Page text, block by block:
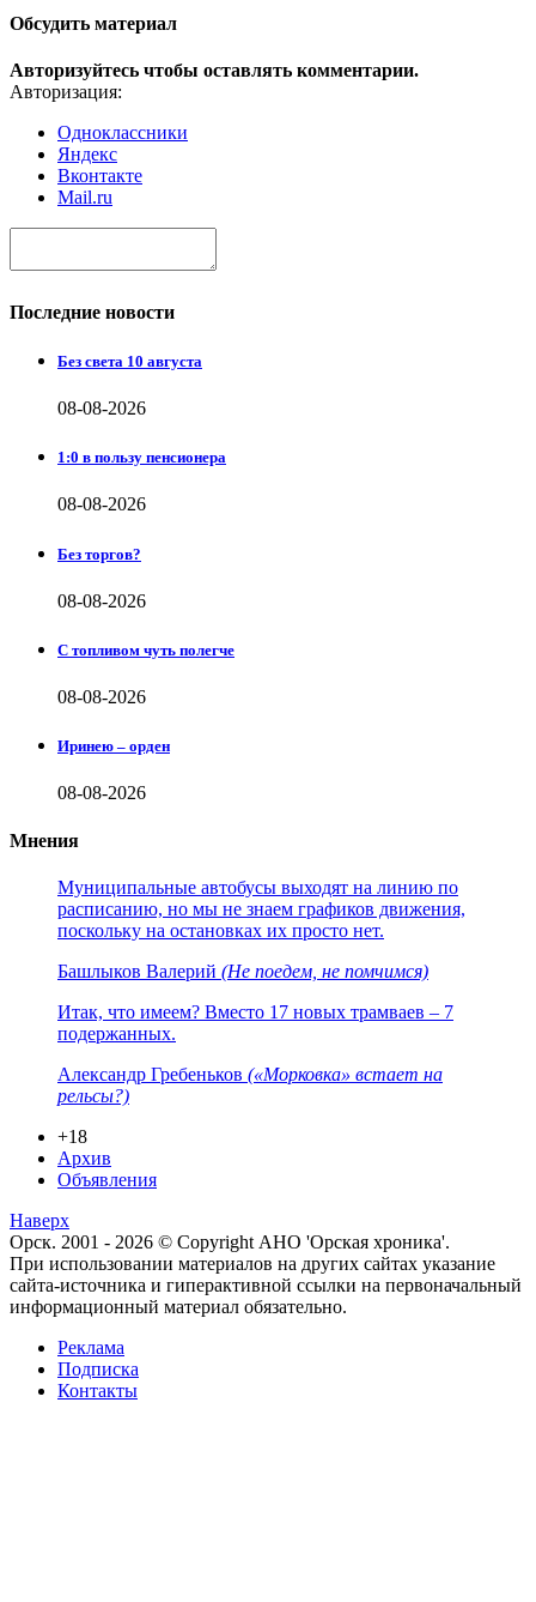
Обсудить материал
Авторизуйтесь чтобы оставлять комментарии.
Авторизация:
Одноклассники
Яндекс
Вконтакте
Mail.ru
Последние новости
Без света 10 августа
08-08-2026
1:0 в пользу пенсионера
08-08-2026
Без торгов?
08-08-2026
С топливом чуть полегче
08-08-2026
Иринею – орден
08-08-2026
Мнения
Муниципальные автобусы выходят на линию по
расписанию, но мы не знаем графиков движения,
поскольку на остановках их просто нет.
Башлыков Валерий (Не поедем, не помчимся)
Итак, что имеем? Вместо 17 новых трамваев – 7
подержанных.
Александр Гребеньков («Морковка» встает на
рельсы?)
+18
Архив
Объявления
Наверх
Орск. 2001 - 2026 © Copyright АНО 'Орская хроника'.
При использовании материалов на других сайтах указание
сайта-источника и гиперактивной ссылки на первоначальный
информационный материал обязательно.
Реклама
Подписка
Контакты